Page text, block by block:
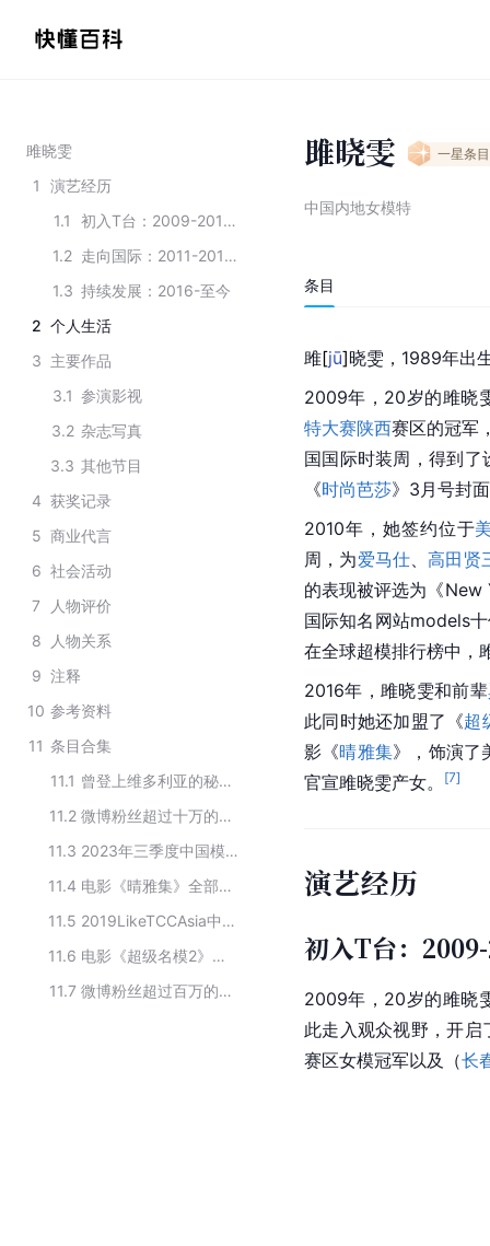
雎晓雯
1
演艺经历
1.1
初入T台：2009-2010年
1.2
走向国际：2011-2015年
1.3 持续发展：2016-至今
2 个人生活
3 主要作品
3.1 参演影视
3.2 杂志写真
3.3 其他节目
4 获奖记录
5 商业代言
6 社会活动
7
人物评价
8
人物关系
9 注释
10 参考资料
11 条目合集
11.1
曾登上维多利亚的秘密时尚秀的中国模特
11.2
微博粉丝超过十万的职业模特
11.3
2023年三季度中国模特排名TOP20
11.4
电影《晴雅集》全部演员
11.5
2019LikeTCCAsia中国最美新面孔
11.6
电影《超级名模2》主要演员
11.7
微博粉丝超过百万的职业模特
雎晓雯 一星条目
中国内地女模特
条目
雎[jū]晓雯，1989年出
2009年，20岁的雎晓
特大赛陕西赛区的冠军
国国际时装周，得到
《时尚芭莎》3月号封
2010年，她签约位于
周，为爱马仕 、高田贤
的表现被评选为《
国际知名网站models
在全球超模排行榜中，
2016年，雎晓雯和前辈
此同时她还加盟了《超
影《晴雅集》，饰演了
官宣雎晓雯产女。
[7]
演艺经历
初入T台：
2009年，20岁的雎晓
此走入观众视野，开
赛区女模冠军以及（长